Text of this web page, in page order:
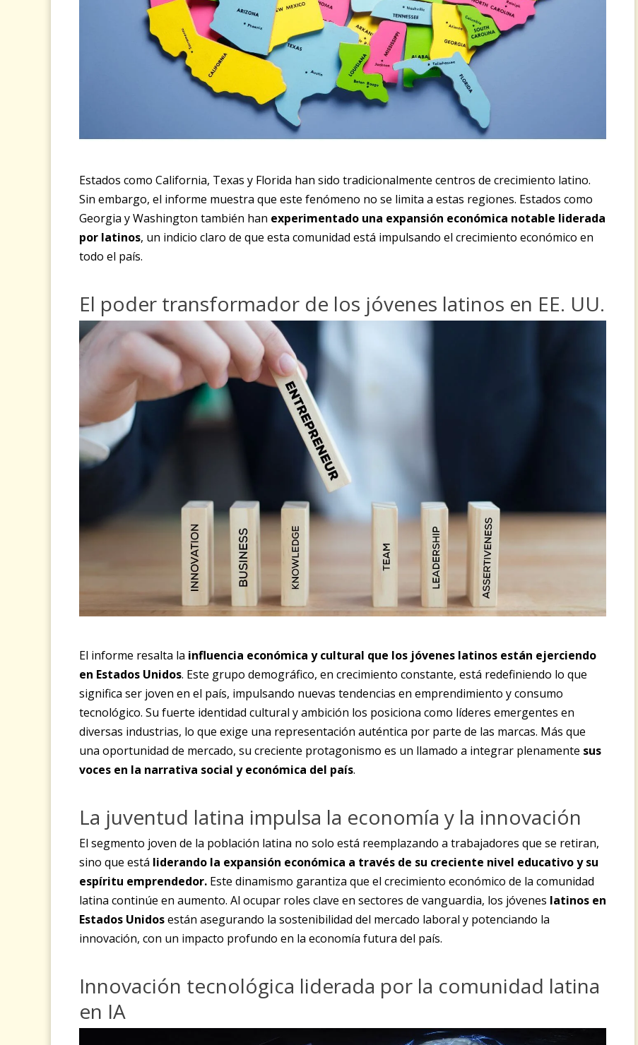
Estados como California, Texas y Florida han sido tradicionalmente centros de crecimiento latino.
Sin embargo, el informe muestra que este fenómeno no se limita a estas regiones. Estados como
Georgia y Washington también han experimentado una expansión económica notable liderada
por latinos, un indicio claro de que esta comunidad está impulsando el crecimiento económico en
todo el país.
El poder transformador de los jóvenes latinos en EE. UU.
El informe resalta la influencia económica y cultural que los jóvenes latinos están ejerciendo
en Estados Unidos. Este grupo demográfico, en crecimiento constante, está redefiniendo lo que
significa ser joven en el país, impulsando nuevas tendencias en emprendimiento y consumo
tecnológico. Su fuerte identidad cultural y ambición los posiciona como líderes emergentes en
diversas industrias, lo que exige una representación auténtica por parte de las marcas. Más que
una oportunidad de mercado, su creciente protagonismo es un llamado a integrar plenamente sus
voces en la narrativa social y económica del país.
La juventud latina impulsa la economía y la innovación
El segmento joven de la población latina no solo está reemplazando a trabajadores que se retiran,
sino que está liderando la expansión económica a través de su creciente nivel educativo y su
espíritu emprendedor. Este dinamismo garantiza que el crecimiento económico de la comunidad
latina continúe en aumento. Al ocupar roles clave en sectores de vanguardia, los jóvenes latinos en
Estados Unidosestán asegurando la sostenibilidad del mercado laboral y potenciando la
innovación, con un impacto profundo en la economía futura del país.
Innovación tecnológica liderada por la comunidad latina
en IA